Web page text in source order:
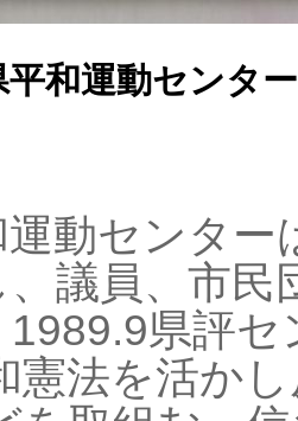
平和運動センタ
動センタ
、議員、市
1989.9県評
憲法を活か